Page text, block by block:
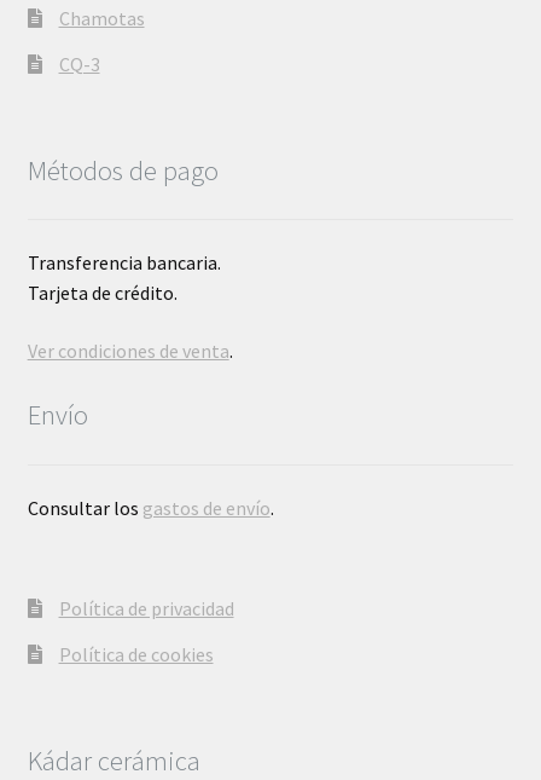
Chamotas
CQ-3
Métodos de pago
Transferencia bancaria.
Tarjeta de crédito.
Ver condiciones de venta.
Envío
Consultar los gastos de envío.
Política de privacidad
Política de cookies
Kádar cerámica